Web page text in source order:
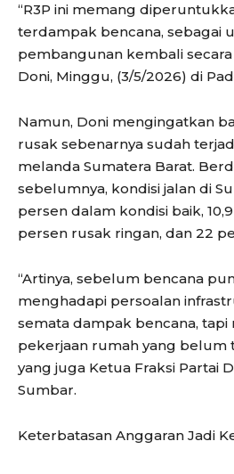
“R3P ini memang
terdampak bencana, sebagai
pembangunan kembali
Doni, Minggu, (3/5/2026) di
Namun, Doni mengingatkan
rusak sebenarnya sudah
melanda Sumatera Barat.
sebelumnya, kondisi jalan di
persen dalam kondisi baik,
persen rusak ringan, dan 22
“Artinya, sebelum bencana
menghadapi persoalan
semata dampak bencana, tapi
pekerjaan rumah yang belum
yang juga Ketua Fraksi Partai
Sumbar.
Keterbatasan Anggaran Jadi